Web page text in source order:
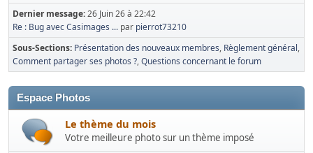
Dernier message:26 Juin 26 à 22:42
Re : Bug avec Casimages ... par pierrot73210
Sous-Sections Présentation des nouveaux membres Règlement général
Comment partager ses photos ? Questions concernant le forum
Espace Photos
Le thème du mois
Votre meilleure photo sur un thème imposé